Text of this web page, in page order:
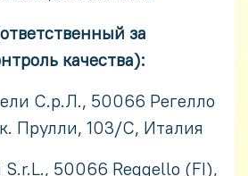
за
качества):
С.р.Л., 50066 Регелло
Прулли, 103/С, Италия
50066 Reggello (FI),